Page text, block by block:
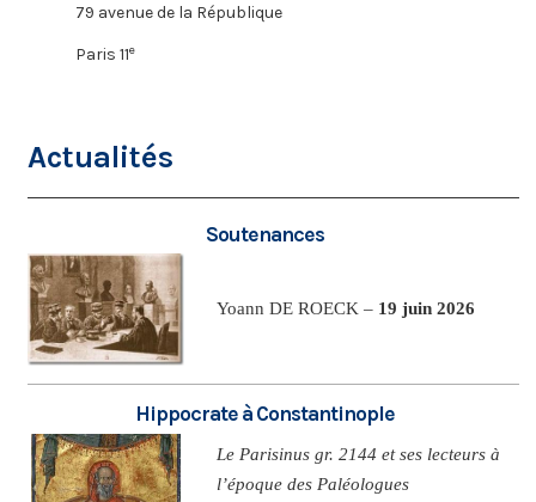
79 avenue de la République
Paris 11e
Actualités
Soutenances
Yoann DE ROECK – 19 juin 2026
Hippocrate à Constantinople
Le Parisinus gr. 2144 et ses lecteurs à
l’époque des Paléologues